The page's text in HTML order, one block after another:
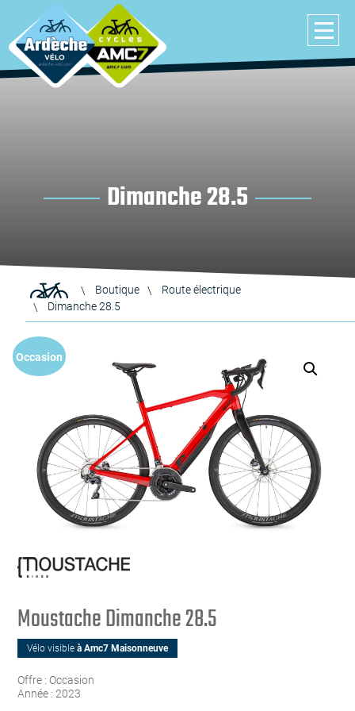
Dimanche 28.5
Boutique
Route électrique
Dimanche 28.5
Occasion
Moustache Dimanche 28.5
Vélo visibleà Amc7 Maisonneuve
Offre : Occasion
Année : 2023